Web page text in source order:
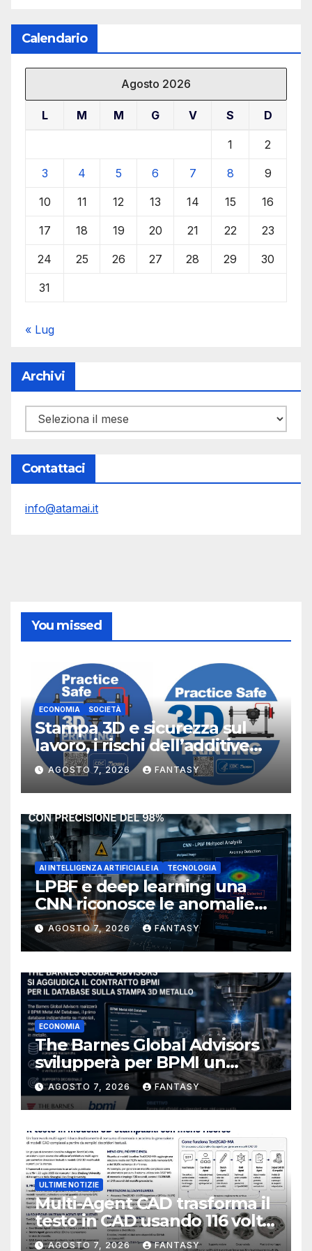
Calendario
Agosto 2026
L M M G V S D
1 2
3 4 5 6 7 8 9
10 11 12 13 14 15 16
17 18 19 20 21 22 23
24 25 26 27 28 29 30
31
« Lug
Archivi
Archivi
Contattaci
info@atamai.it
You missed
ECONOMIA SOCIETÀ
Stampa 3D e sicurezza sul
lavoro, i rischi dell’additive
manufacturing secondo
NIOSH
AGOSTO 7, 2026 FANTASY
AI INTELLIGENZA ARTIFICIALE IA TECNOLOGIA
LPBF e deep learning una
CNN riconosce le anomalie
del bagno di fusione
AGOSTO 7, 2026 FANTASY
ECONOMIA
The Barnes Global Advisors
svilupperà per BPMI un
database per la stampa 3D
metallica destinata alla filiera
navale statunitense
AGOSTO 7, 2026 FANTASY
ULTIME NOTIZIE
Multi-Agent CAD trasforma il
testo in CAD usando 116 volte
meno token
AGOSTO 7, 2026 FANTASY